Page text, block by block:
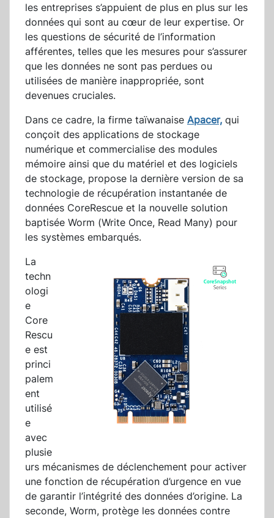
les entreprises s’appuient de plus en plus sur les
données qui sont au cœur de leur expertise. Or
les questions de sécurité de l’information
afférentes, telles que les mesures pour s’assurer
que les données ne sont pas perdues ou
utilisées de manière inappropriée, sont
devenues cruciales.
Dans ce cadre, la firme taïwanaise Apacer, qui
conçoit des applications de stockage
numérique et commercialise des modules
mémoire ainsi que du matériel et des logiciels
de stockage, propose la dernière version de sa
technologie de récupération instantanée de
données CoreRescue et la nouvelle solution
baptisée Worm (Write Once, Read Many) pour
les systèmes embarqués.
La
techn
ologi
e
Core
Rescu
e est
princi
palem
ent
utilisé
e
avec
plusie
urs mécanismes de déclenchement pour activer
une fonction de récupération d’urgence en vue
de garantir l’intégrité des données d’origine. La
seconde, Worm, protège les données contre